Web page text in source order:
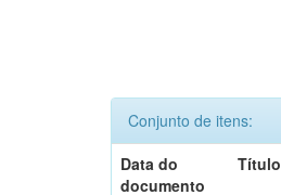
Conjunto de itens:
Data do
documento
Título